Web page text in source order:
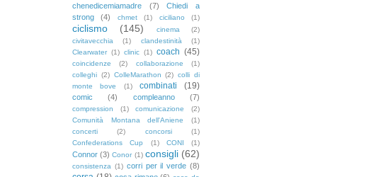
chenedicemiamadre (7)
Chiedi a
strong
(4) chmet (1) ciciliano (1)
ciclismo (145) cinema
(2)
civitavecchia
(1) clandestinità
(1)
Clearwater (1) clinic (1) coach (45)
coincidenze (2) collaborazione
(1)
colleghi (2) ColleMarathon (2) colli di
monte bove
(1) combinati (19)
comic (4) compleanno (7)
compression (1) comunicazione
(2)
Comunità Montana dell'Aniene
(1)
concerti
(2) concorsi
(1)
Confederations Cup
(1) CONI (1)
Connor (3) Conor (1) consigli (62)
consistenza (1) corri per il verde (8)